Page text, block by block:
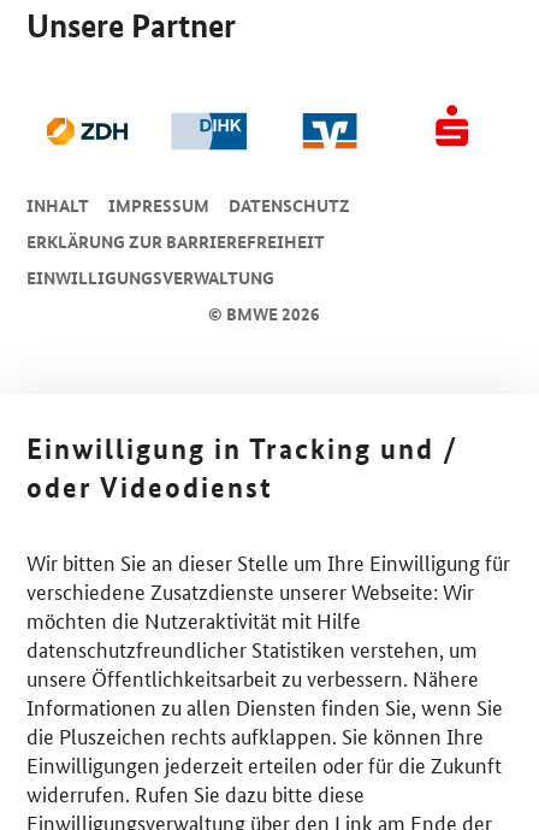
Unsere Partner
© BMWE 2026
INHALT IMPRESSUM
DA­TEN­SCHUTZ
ERKLÄRUNG ZUR BARRIEREFREIHEIT
EINWILLIGUNGSVERWALTUNG
Einwilligung in Tracking und /
oder Videodienst
Wir bitten Sie an dieser Stelle um Ihre Einwilligung für
verschiedene Zusatzdienste unserer Webseite: Wir
möchten die Nutzeraktivität mit Hilfe
datenschutzfreundlicher Statistiken verstehen, um
unsere Öffentlichkeitsarbeit zu verbessern. Nähere
Informationen zu allen Diensten finden Sie, wenn Sie
die Pluszeichen rechts aufklappen. Sie können Ihre
Einwilligungen jederzeit erteilen oder für die Zukunft
widerrufen. Rufen Sie dazu bitte diese
Einwilligungsverwaltung über den Link am Ende der